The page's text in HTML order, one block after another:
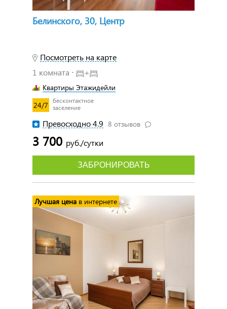
Белинского, 30, Центр
Посмотреть на карте
1 комната ⋅
+
Квартиры Этажидейли
24/7
бесконтактное
заселение
Превосходно 4.9 8 отзывов
3 700 руб./сутки
ЗАБРОНИРОВАТЬ
Лучшая цена в интернете